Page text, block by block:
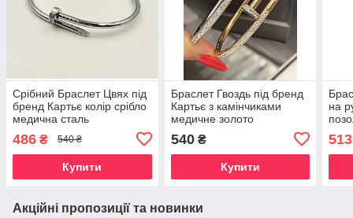
Срібний Браслет Цвях під
бренд Картьє колір срібло
медична сталь
486 ₴ 540 ₴
Купити
Браслет Гвоздь під бренд
Картьє з камінчиками
медичне золото
540₴
Купити
на
513
Акційні пропозиції та новинки